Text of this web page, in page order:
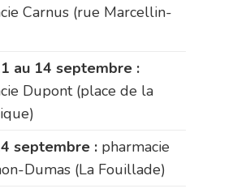
Carnus (rue Marcellin-
au 14 septembre :
Dupont (place de la
septembre : pharmacie
Dumas (La Fouillade)